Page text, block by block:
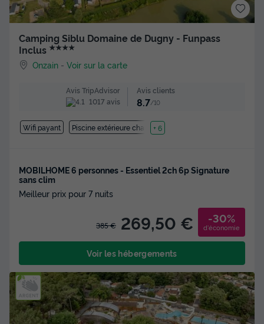
Camping Siblu Domaine de Dugny - Funpass
Inclus ★★★★
Onzain -Voir sur la carte
Avis TripAdvisor
1017 avis
Avis clients
8.7/10
Wifi payant Piscine extérieure chauffée
+ 6
MOBILHOME 6 personnes - Essentiel 2ch 6p Signature
sans clim
Meilleur prix pour 7 nuits
385 € 269,50 € -30%
d'économie
Voir les hébergements